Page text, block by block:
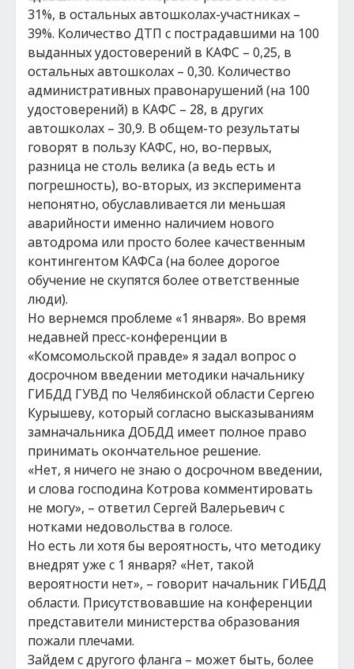
31%, в остальных автошколах-участниках –
39%. Количество ДТП с пострадавшими на 100
выданных удостоверений в КАФС – 0,25, в
остальных автошколах – 0,30. Количество
административных правонарушений (на 100
удостоверений) в КАФС – 28, в других
автошколах – 30,9. В общем-то результаты
говорят в пользу КАФС, но, во-первых,
разница не столь велика (а ведь есть и
погрешность), во-вторых, из эксперимента
непонятно, обуславливается ли меньшая
аварийности именно наличием нового
автодрома или просто более качественным
контингентом КАФСа (на более дорогое
обучение не скупятся более ответственные
люди).
Но вернемся проблеме «1 января». Во время
недавней пресс-конференции в
«Комсомольской правде» я задал вопрос о
досрочном введении методики начальнику
ГИБДД ГУВД по Челябинской области Сергею
Курышеву, который согласно высказываниям
замначальника ДОБДД имеет полное право
принимать окончательное решение.
«Нет, я ничего не знаю о досрочном введении,
и слова господина Котрова комментировать
не могу», – ответил Сергей Валерьевич с
нотками недовольства в голосе.
Но есть ли хотя бы вероятность, что методику
внедрят уже с 1 января? «Нет, такой
вероятности нет», – говорит начальник ГИБДД
области. Присутствовавшие на конференции
представители министерства образования
пожали плечами.
Зайдем с другого фланга – может быть, более